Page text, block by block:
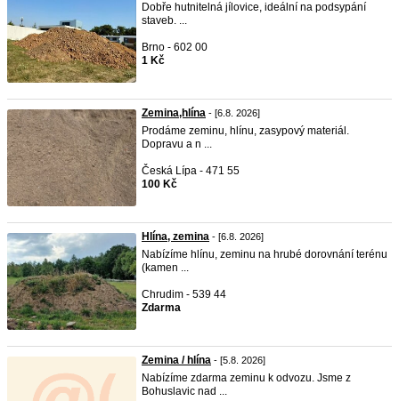
Dobře hutnitelná jílovice, ideální na podsypání
staveb. ...
Brno - 602 00
1 Kč
Zemina,hlína - [6.8. 2026]
Prodáme zeminu, hlínu, zasypový materiál.
Dopravu a n ...
Česká Lípa - 471 55
100 Kč
Hlína, zemina - [6.8. 2026]
Nabízíme hlínu, zeminu na hrubé dorovnání terénu
(kamen ...
Chrudim - 539 44
Zdarma
Zemina / hlína - [5.8. 2026]
Nabízíme zdarma zeminu k odvozu. Jsme z
Bohuslavic nad ...